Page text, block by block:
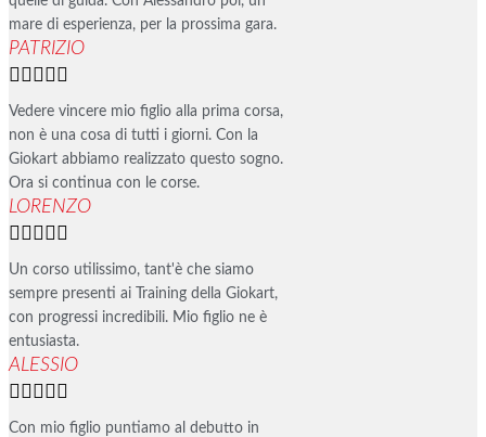
mare di esperienza, per la prossima gara.
PATRIZIO
    
Vedere vincere mio figlio alla prima corsa,
non è una cosa di tutti i giorni. Con la
Giokart abbiamo realizzato questo sogno.
Ora si continua con le corse.
LORENZO
    
Un corso utilissimo, tant'è che siamo
sempre presenti ai Training della Giokart,
con progressi incredibili. Mio figlio ne è
entusiasta.
ALESSIO
    
Con mio figlio puntiamo al debutto in